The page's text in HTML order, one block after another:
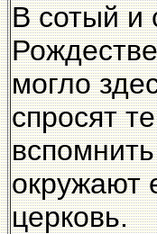
В сотый и
могло
спросят
окружают
церковь.